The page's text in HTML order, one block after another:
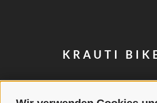
KRAUTI
Karerseestrasse 40
I-39056 Welschnofen